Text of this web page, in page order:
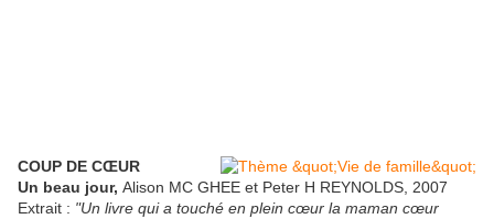
COUP DE CŒUR
Un beau jour, Alison MC GHEE et Peter H REYNOLDS, 2007
Extrait : "Un livre qui a touché en plein cœur la maman cœur